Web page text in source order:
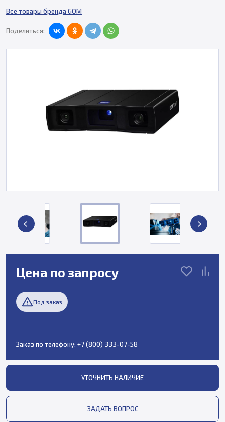
Все товары бренда GOM
Поделиться:
Цена по запросу
Под заказ
Заказ по телефону: +7 (800) 333-07-58
УТОЧНИТЬ НАЛИЧИЕ
ЗАДАТЬ ВОПРОС